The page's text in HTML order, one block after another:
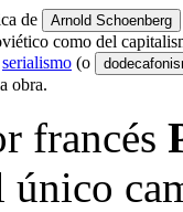
de Arnold Schoenberg
como del
serialismo (o
obra.
francés
único